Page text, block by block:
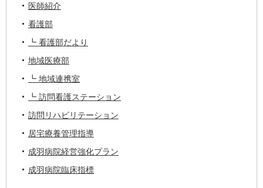
医師紹介
看護部
┗ 看護部だより
地域医療部
┗ 地域連携室
┗ 訪問看護ステーション
訪問リハビリテーション
居宅療養管理指導
成羽病院経営強化プラン
成羽病院臨床指標